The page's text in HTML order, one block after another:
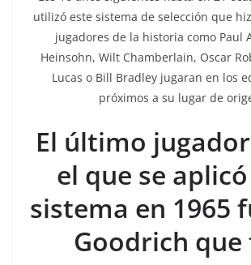
utilizó este sistema de selección que
jugadores de la historia como Paul
Heinsohn, Wilt Chamberlain, Oscar
Lucas o Bill Bradley jugaran en los
próximos a su lugar de
El último
el que se
sistema en 1965
Goodrich que